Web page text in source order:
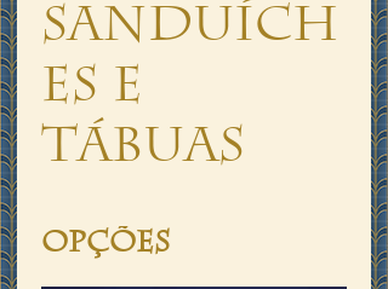
Sanduích
es e
Tábuas
Opções